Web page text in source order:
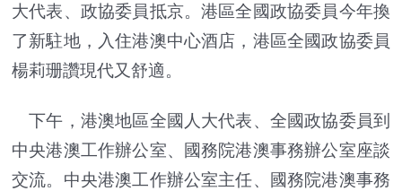
大代表、政協委員抵京。港區全國政協委員今年換
了新駐地，入住港澳中心酒店，港區全國政協委員
楊莉珊讚現代又舒適。
下午，港澳地區全國人大代表、全國政協委員到
中央港澳工作辦公室、國務院港澳事務辦公室座談
交流。中央港澳工作辦公室主任、國務院港澳事務